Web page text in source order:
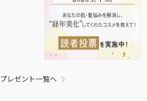
プレゼント一覧へ